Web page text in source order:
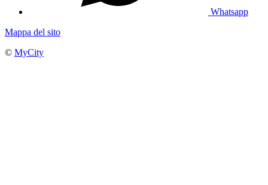
Whatsapp
Mappa del sito
© MyCity